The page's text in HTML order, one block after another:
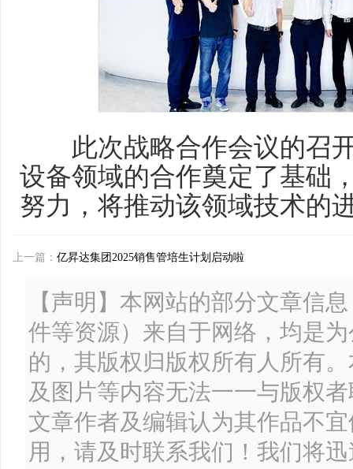
此次战略合作会议的召开
设备领域的合作奠定了基础
努力，将推动该领域技术的
上一篇： 亿昇达集团2025销售管培生计划启动啦
【声明】本网站的部分文章信
件等资源）来自于网络，均是
的，其版权归版权所有人所有
及图片等内容无法一一与版权
文章作者及编辑认为其作品不
用，请及时联系我们！我们将